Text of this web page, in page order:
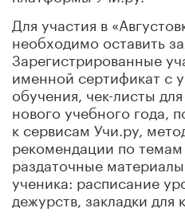
Для участия в
необходимо оставить
Зарегистрированные
именной сертификат с
обучения, чек-листы
нового учебного года,
к сервисам Учи.ру,
рекомендации по
раздаточные
ученика: расписание
дежурств, закладки для